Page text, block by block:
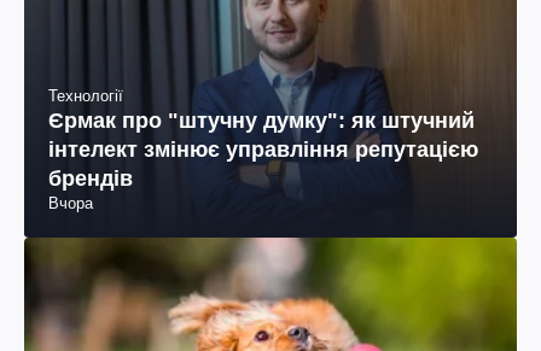
Технології
Єрмак про "штучну думку": як штучний
інтелект змінює управління репутацією
брендів
Вчора